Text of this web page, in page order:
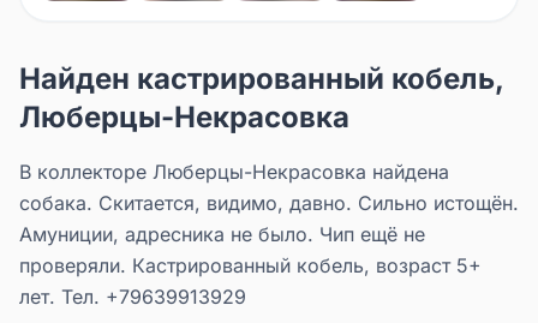
Найден кастрированный кобель,
Люберцы-Некрасовка
В коллекторе Люберцы-Некрасовка найдена
собака. Скитается, видимо, давно. Сильно истощён.
Амуниции, адресника не было. Чип ещё не
проверяли. Кастрированный кобель, возраст 5+
лет. Тел. +79639913929